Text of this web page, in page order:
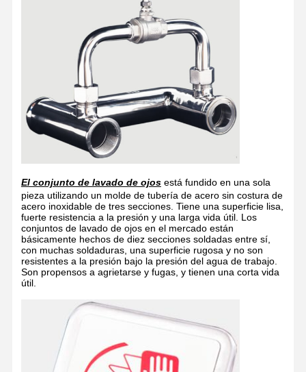
El conjunto de lavado de ojosestá fundido en una sola
pieza utilizando un molde de tubería de acero sin costura de
acero inoxidable de tres secciones. Tiene una superficie lisa,
fuerte resistencia a la presión y una larga vida útil. Los
conjuntos de lavado de ojos en el mercado están
básicamente hechos de diez secciones soldadas entre sí,
con muchas soldaduras, una superficie rugosa y no son
resistentes a la presión bajo la presión del agua de trabajo.
Son propensos a agrietarse y fugas, y tienen una corta vida
útil.